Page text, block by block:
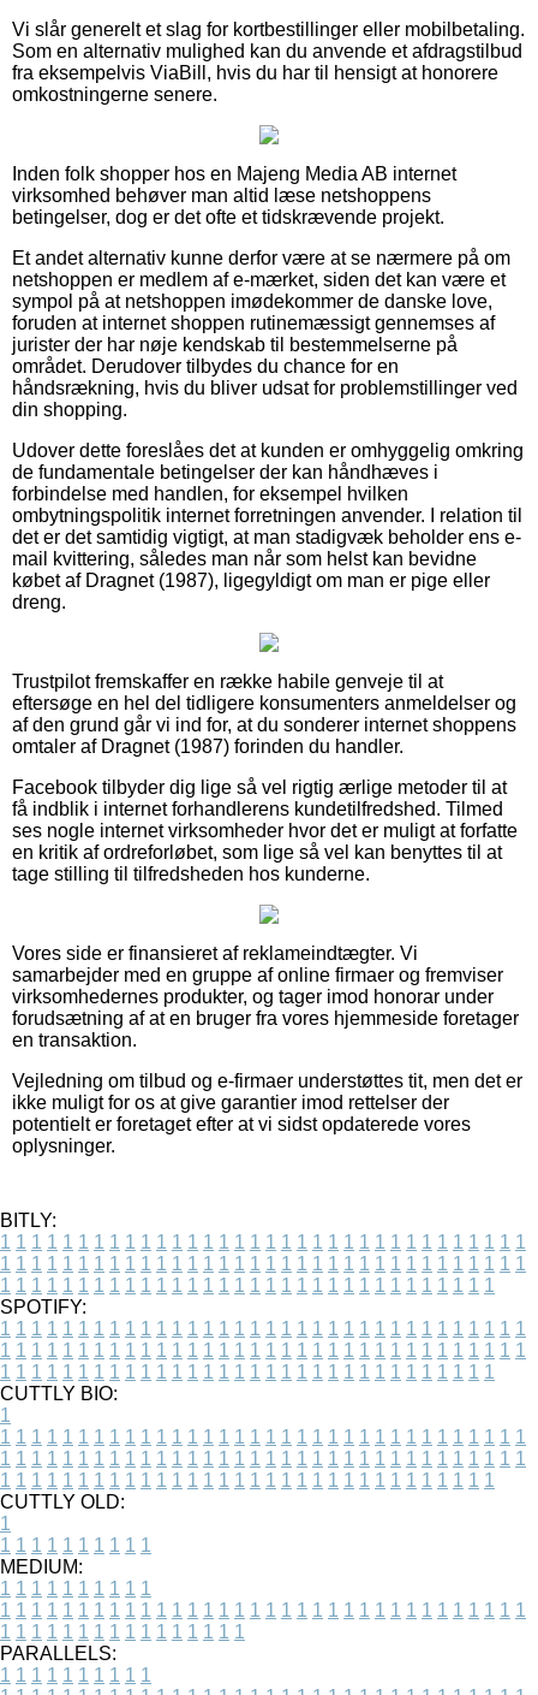
Vi slår generelt et slag for kortbestillinger eller mobilbetaling.
Som en alternativ mulighed kan du anvende et afdragstilbud
fra eksempelvis ViaBill, hvis du har til hensigt at honorere
omkostningerne senere.
Inden folk shopper hos en Majeng Media AB internet
virksomhed behøver man altid læse netshoppens
betingelser, dog er det ofte et tidskrævende projekt.
Et andet alternativ kunne derfor være at se nærmere på om
netshoppen er medlem af e-mærket, siden det kan være et
sympol på at netshoppen imødekommer de danske love,
foruden at internet shoppen rutinemæssigt gennemses af
jurister der har nøje kendskab til bestemmelserne på
området. Derudover tilbydes du chance for en
håndsrækning, hvis du bliver udsat for problemstillinger ved
din shopping.
Udover dette foreslåes det at kunden er omhyggelig omkring
de fundamentale betingelser der kan håndhæves i
forbindelse med handlen, for eksempel hvilken
ombytningspolitik internet forretningen anvender. I relation til
det er det samtidig vigtigt, at man stadigvæk beholder ens e-
mail kvittering, således man når som helst kan bevidne
købet af Dragnet (1987), ligegyldigt om man er pige eller
dreng.
Trustpilot fremskaffer en række habile genveje til at
eftersøge en hel del tidligere konsumenters anmeldelser og
af den grund går vi ind for, at du sonderer internet shoppens
omtaler af Dragnet (1987) forinden du handler.
Facebook tilbyder dig lige så vel rigtig ærlige metoder til at
få indblik i internet forhandlerens kundetilfredshed. Tilmed
ses nogle internet virksomheder hvor det er muligt at forfatte
en kritik af ordreforløbet, som lige så vel kan benyttes til at
tage stilling til tilfredsheden hos kunderne.
Vores side er finansieret af reklameindtægter. Vi
samarbejder med en gruppe af online firmaer og fremviser
virksomhedernes produkter, og tager imod honorar under
forudsætning af at en bruger fra vores hjemmeside foretager
en transaktion.
Vejledning om tilbud og e-firmaer understøttes tit, men det er
ikke muligt for os at give garantier imod rettelser der
potentielt er foretaget efter at vi sidst opdaterede vores
oplysninger.
BITLY:
1 1 1 1 1 1 1 1 1 1 1 1 1 1 1 1 1 1 1 1 1 1 1 1 1 1 1 1 1 1 1 1 1 1
1 1 1 1 1 1 1 1 1 1 1 1 1 1 1 1 1 1 1 1 1 1 1 1 1 1 1 1 1 1 1 1 1 1
1 1 1 1 1 1 1 1 1 1 1 1 1 1 1 1 1 1 1 1 1 1 1 1 1 1 1 1 1 1 1 1
SPOTIFY:
1 1 1 1 1 1 1 1 1 1 1 1 1 1 1 1 1 1 1 1 1 1 1 1 1 1 1 1 1 1 1 1 1 1
1 1 1 1 1 1 1 1 1 1 1 1 1 1 1 1 1 1 1 1 1 1 1 1 1 1 1 1 1 1 1 1 1 1
1 1 1 1 1 1 1 1 1 1 1 1 1 1 1 1 1 1 1 1 1 1 1 1 1 1 1 1 1 1 1 1
CUTTLY BIO:
1
1 1 1 1 1 1 1 1 1 1 1 1 1 1 1 1 1 1 1 1 1 1 1 1 1 1 1 1 1 1 1 1 1 1
1 1 1 1 1 1 1 1 1 1 1 1 1 1 1 1 1 1 1 1 1 1 1 1 1 1 1 1 1 1 1 1 1 1
1 1 1 1 1 1 1 1 1 1 1 1 1 1 1 1 1 1 1 1 1 1 1 1 1 1 1 1 1 1 1 1
CUTTLY OLD:
1
1 1 1 1 1 1 1 1 1 1
MEDIUM:
1 1 1 1 1 1 1 1 1 1
1 1 1 1 1 1 1 1 1 1 1 1 1 1 1 1 1 1 1 1 1 1 1 1 1 1 1 1 1 1 1 1 1 1
1 1 1 1 1 1 1 1 1 1 1 1 1 1 1 1
PARALLELS:
1 1 1 1 1 1 1 1 1 1